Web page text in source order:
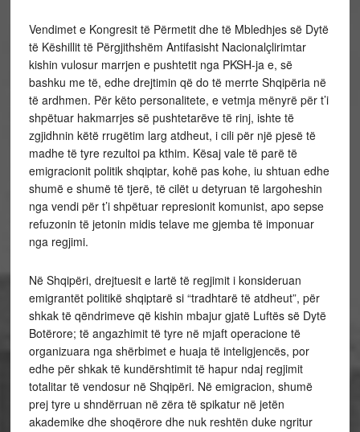
Vendimet e Kongresit të Përmetit dhe të Mbledhjes së Dytë
të Këshillit të Përgjithshëm Antifasisht Nacionalçlirimtar
kishin vulosur marrjen e pushtetit nga PKSH-ja e, së
bashku me të, edhe drejtimin që do të merrte Shqipëria në
të ardhmen. Për këto personalitete, e vetmja mënyrë për t’i
shpëtuar hakmarrjes së pushtetarëve të rinj, ishte të
zgjidhnin këtë rrugëtim larg atdheut, i cili për një pjesë të
madhe të tyre rezultoi pa kthim. Kësaj vale të parë të
emigracionit politik shqiptar, kohë pas kohe, iu shtuan edhe
shumë e shumë të tjerë, të cilët u detyruan të largoheshin
nga vendi për t’i shpëtuar represionit komunist, apo sepse
refuzonin të jetonin midis telave me gjemba të imponuar
nga regjimi.
Në Shqipëri, drejtuesit e lartë të regjimit i konsideruan
emigrantët politikë shqiptarë si “tradhtarë të atdheut”, për
shkak të qëndrimeve që kishin mbajur gjatë Luftës së Dytë
Botërore; të angazhimit të tyre në mjaft operacione të
organizuara nga shërbimet e huaja të inteligjencës, por
edhe për shkak të kundërshtimit të hapur ndaj regjimit
totalitar të vendosur në Shqipëri. Në emigracion, shumë
prej tyre u shndërruan në zëra të spikatur në jetën
akademike dhe shoqërore dhe nuk reshtën duke ngritur